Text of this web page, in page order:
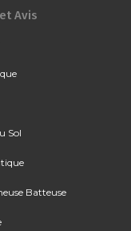
Avis
Sol
Batteuse